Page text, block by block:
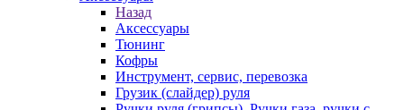
Назад
Аксессуары
Тюнинг
Кофры
Инструмент, сервис, перевозка
Грузик (слайдер) руля